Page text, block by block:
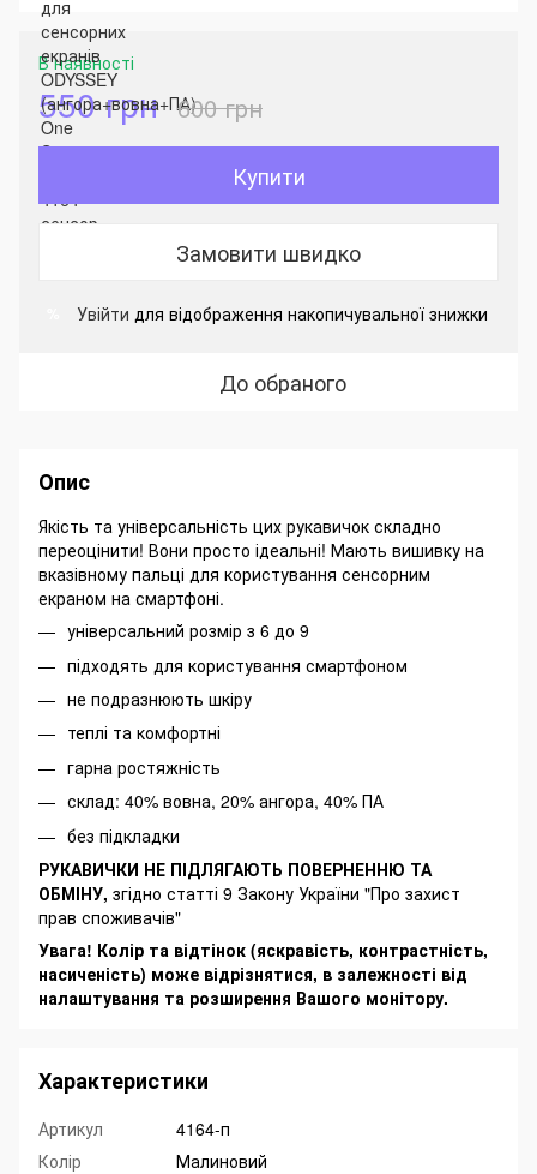
В наявності
550 грн 600 грн
Купити
Замовити швидко
Увійти для відображення накопичувальної знижки
До обраного
Опис
Якість та універсальність цих рукавичок складно
переоцінити! Вони просто ідеальні! Мають вишивку на
вказівному пальці для користування сенсорним
екраном на смартфоні.
універсальний розмір з 6 до 9
підходять для користування смартфоном
не подразнюють шкіру
теплі та комфортні
гарна ростяжність
склад: 40% вовна, 20% ангора, 40% ПА
без підкладки
РУКАВИЧКИ НЕ ПІДЛЯГАЮТЬ ПОВЕРНЕННЮ ТА
ОБМІНУ, згідно статті 9 Закону України "Про захист
прав споживачів"
Увага! Колір та відтінок (яскравість, контрастність,
насиченість) може відрізнятися, в залежності від
налаштування та розширення Вашого монітору.
Характеристики
Артикул
4164-п
Колір
Малиновий